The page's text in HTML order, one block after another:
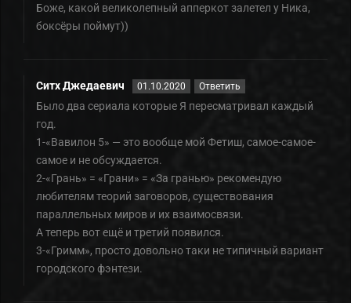
Боже, какой великолепный апперкот залетел у Ника,
боксёры поймут))
Ситх Джедаевич 01.10.2020 Ответить
Было два сериала которые Я пересматривал каждый
год.
1-«Вавилон 5» — это вообще мой Фетиш, самое-самое-
самое и не обсуждается.
2-«Грань» = «Грани» = «За гранью» рекомендую
любителям теорий заговоров, существования
параллельных миров и их взаимосвязи.
А теперь вот ещё и третий появился.
3-«Гримм», просто довольно таки не типичный вариант
городского фэнтези.